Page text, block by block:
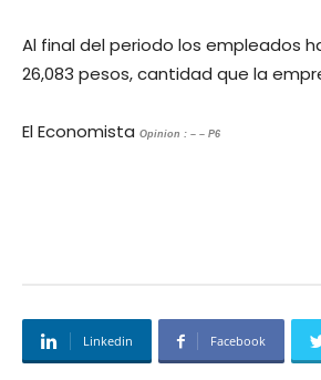
Al final del periodo los empleados
26,083 pesos, cantidad que la
El Economista Opinion : – – P6
Linkedin Facebook